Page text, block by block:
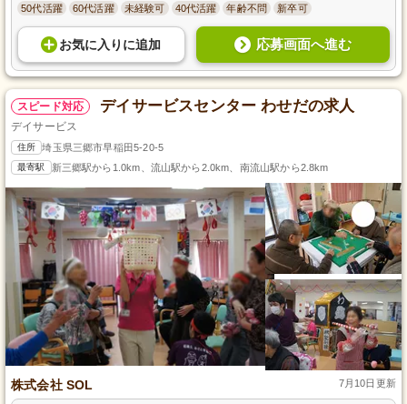
50代活躍 60代活躍 未経験可 40代活躍 年齢不問 新卒可
お気に入り に追加 応募画面へ進む
スピード対応 デイサービスセンター わせだの求人
デイサービス
住所 埼玉県三郷市早稲田5-20-5
最寄駅 新三郷駅から1.0km、流山駅から2.0km、南流山駅から2.8km
株式会社 SOL 7月10日更新